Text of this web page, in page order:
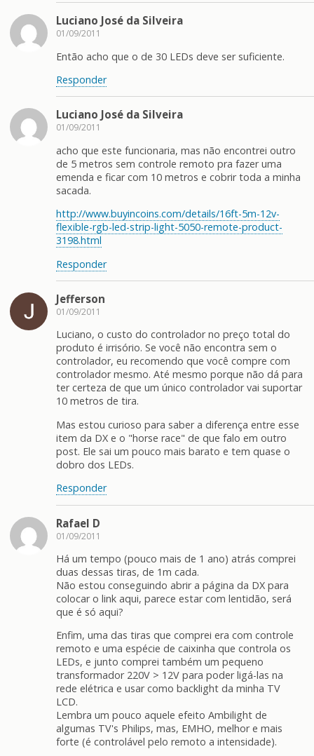
Luciano José da Silveira
01/09/2011
Então acho que o de 30 LEDs deve ser suficiente.
Responder
Luciano José da Silveira
01/09/2011
acho que este funcionaria, mas não encontrei outro
de 5 metros sem controle remoto pra fazer uma
emenda e ficar com 10 metros e cobrir toda a minha
sacada.
http://www.buyincoins.com/details/16ft-5m-12v-
flexible-rgb-led-strip-light-5050-remote-product-
3198.html
Responder
Jefferson
01/09/2011
Luciano, o custo do controlador no preço total do
produto é irrisório. Se você não encontra sem o
controlador, eu recomendo que você compre com
controlador mesmo. Até mesmo porque não dá para
ter certeza de que um único controlador vai suportar
10 metros de tira.
Mas estou curioso para saber a diferença entre esse
item da DX e o "horse race" de que falo em outro
post. Ele sai um pouco mais barato e tem quase o
dobro dos LEDs.
Responder
Rafael D
01/09/2011
Há um tempo (pouco mais de 1 ano) atrás comprei
duas dessas tiras, de 1m cada.
Não estou conseguindo abrir a página da DX para
colocar o link aqui, parece estar com lentidão, será
que é só aqui?
Enfim, uma das tiras que comprei era com controle
remoto e uma espécie de caixinha que controla os
LEDs, e junto comprei também um pequeno
transformador 220V > 12V para poder ligá-las na
rede elétrica e usar como backlight da minha TV
LCD.
Lembra um pouco aquele efeito Ambilight de
algumas TV's Philips, mas, EMHO, melhor e mais
forte (é controlável pelo remoto a intensidade).